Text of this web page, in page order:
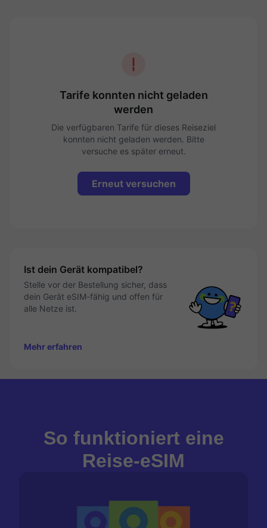
Tarife konnten nicht geladen
werden
Die verfügbaren Tarife für dieses Reiseziel
konnten nicht geladen werden. Bitte
versuche es später erneut.
Erneut versuchen
Ist dein Gerät kompatibel?
Stelle vor der Bestellung sicher, dass
dein Gerät eSIM-fähig und offen für
alle Netze ist.
Mehr erfahren
So funktioniert eine
Reise-eSIM